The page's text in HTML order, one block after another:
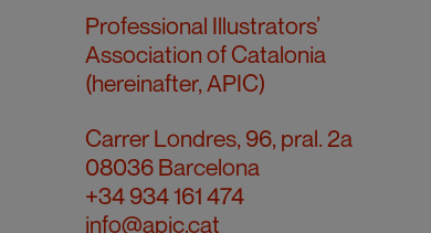
Professional Illustrators’
Association of Catalonia
(hereinafter, APIC)
Carrer Londres, 96, pral. 2a
08036 Barcelona
+34 934 161 474
info@apic.cat